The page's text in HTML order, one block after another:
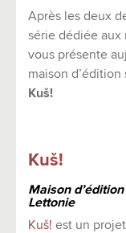
Après les deux
série dédiée aux
vous présente
maison
Kuš!
Kuš!
Maison
Lettonie
Kuš! est un